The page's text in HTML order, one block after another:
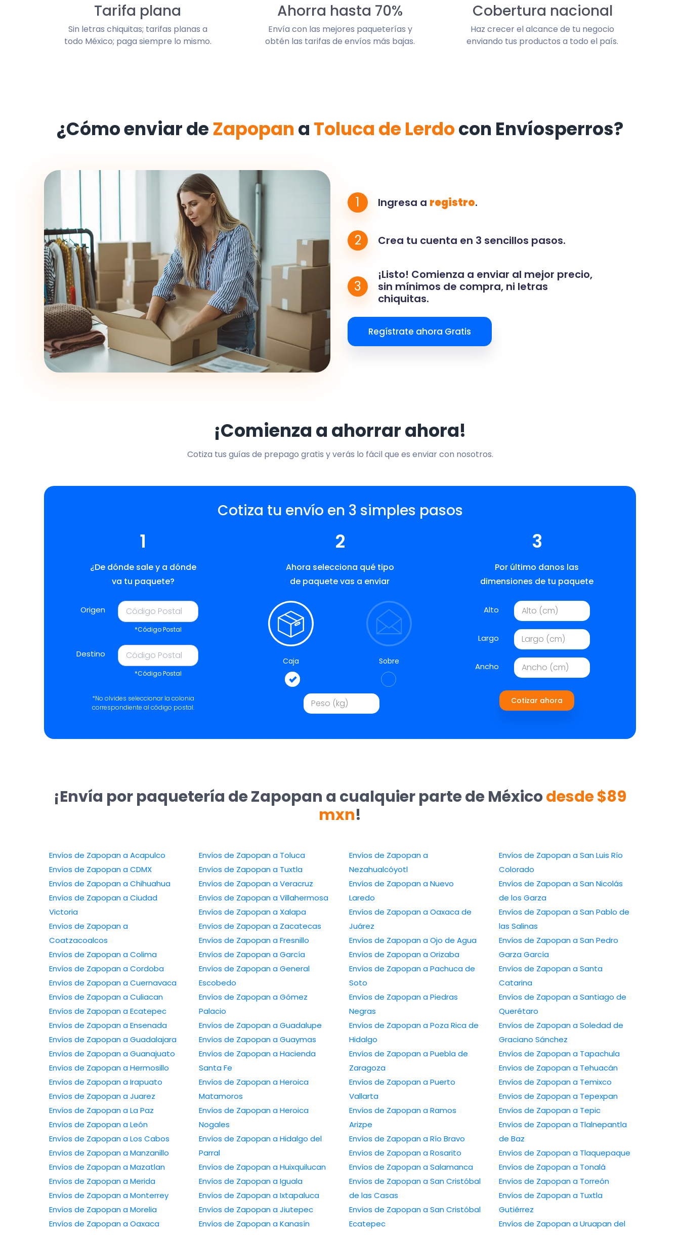
Tarifa plana
Sin letras chiquitas; tarifas planas a
todo México; paga siempre lo mismo.
Ahorra hasta 70%
Envía con las mejores paqueterías y
obtén las tarifas de envíos más bajas.
Cobertura nacional
Haz crecer el alcance de tu negocio
enviando tus productos a todo el país.
¿Cómo enviar de Zapopan a Toluca de Lerdocon Envíosperros?
1 Ingresa a registro.
2 Crea tu cuenta en 3 sencillos pasos.
3
¡Listo! Comienza a enviar al mejor precio,
sin mínimos de compra, ni letras
chiquitas.
Regístrate ahora Gratis
¡Comienza a ahorrar ahora!
Cotiza tus guías de prepago gratis y verás lo fácil que es enviar con nosotros.
Cotiza tu envío en 3 simples pasos
1
¿De dónde sale y a dónde
va tu paquete?
Origen
*Código Postal
Destino
*Código Postal
*No olvides seleccionar la colonia
correspondiente al código postal.
2
Ahora selecciona qué tipo
de paquete vas a enviar
Caja Sobre
3
Por último danos las
dimensiones de tu paquete
Alto
Largo
Ancho
Cotizar ahora
¡Envía por paquetería de Zapopan a cualquier parte de Méxicodesde $89
mxn!
Envíos de Zapopan a Acapulco
Envíos de Zapopan a CDMX
Envíos de Zapopan a Chihuahua
Envíos de Zapopan a Ciudad
Victoria
Envíos de Zapopan a
Coatzacoalcos
Envíos de Zapopan a Colima
Envíos de Zapopan a Cordoba
Envíos de Zapopan a Cuernavaca
Envíos de Zapopan a Culiacan
Envíos de Zapopan a Ecatepec
Envíos de Zapopan a Ensenada
Envíos de Zapopan a Guadalajara
Envíos de Zapopan a Guanajuato
Envíos de Zapopan a Hermosillo
Envíos de Zapopan a Irapuato
Envíos de Zapopan a Juarez
Envíos de Zapopan a La Paz
Envíos de Zapopan a León
Envíos de Zapopan a Los Cabos
Envíos de Zapopan a Manzanillo
Envíos de Zapopan a Mazatlan
Envíos de Zapopan a Merida
Envíos de Zapopan a Monterrey
Envíos de Zapopan a Morelia
Envíos de Zapopan a Oaxaca
Envíos de Zapopan a Toluca
Envíos de Zapopan a Tuxtla
Envíos de Zapopan a Veracruz
Envíos de Zapopan a Villahermosa
Envíos de Zapopan a Xalapa
Envíos de Zapopan a Zacatecas
Envíos de Zapopan a Fresnillo
Envíos de Zapopan a García
Envíos de Zapopan a General
Escobedo
Envíos de Zapopan a Gómez
Palacio
Envíos de Zapopan a Guadalupe
Envíos de Zapopan a Guaymas
Envíos de Zapopan a Hacienda
Santa Fe
Envíos de Zapopan a Heroica
Matamoros
Envíos de Zapopan a Heroica
Nogales
Envíos de Zapopan a Hidalgo del
Parral
Envíos de Zapopan a Huixquilucan
Envíos de Zapopan a Iguala
Envíos de Zapopan a Ixtapaluca
Envíos de Zapopan a Jiutepec
Envíos de Zapopan a Kanasín
Envíos de Zapopan a
Nezahualcóyotl
Envíos de Zapopan a Nuevo
Laredo
Envíos de Zapopan a Oaxaca de
Juárez
Envíos de Zapopan a Ojo de Agua
Envíos de Zapopan a Orizaba
Envíos de Zapopan a Pachuca de
Soto
Envíos de Zapopan a Piedras
Negras
Envíos de Zapopan a Poza Rica de
Hidalgo
Envíos de Zapopan a Puebla de
Zaragoza
Envíos de Zapopan a Puerto
Vallarta
Envíos de Zapopan a Ramos
Arizpe
Envíos de Zapopan a Río Bravo
Envíos de Zapopan a Rosarito
Envíos de Zapopan a Salamanca
Envíos de Zapopan a San Cristóbal
de las Casas
Envíos de Zapopan a San Cristóbal
Ecatepec
Envíos de Zapopan a San Luis Río
Colorado
Envíos de Zapopan a San Nicolás
de los Garza
Envíos de Zapopan a San Pablo de
las Salinas
Envíos de Zapopan a San Pedro
Garza García
Envíos de Zapopan a Santa
Catarina
Envíos de Zapopan a Santiago de
Querétaro
Envíos de Zapopan a Soledad de
Graciano Sánchez
Envíos de Zapopan a Tapachula
Envíos de Zapopan a Tehuacán
Envíos de Zapopan a Temixco
Envíos de Zapopan a Tepexpan
Envíos de Zapopan a Tepic
Envíos de Zapopan a Tlalnepantla
de Baz
Envíos de Zapopan a Tlaquepaque
Envíos de Zapopan a Tonalá
Envíos de Zapopan a Torreón
Envíos de Zapopan a Tuxtla
Gutiérrez
Envíos de Zapopan a Uruapan del